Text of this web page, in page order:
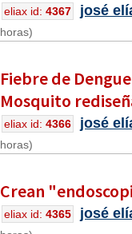
eliax id: 4367 josé
horas)
Fiebre de
Mosquito
eliax id: 4366 josé
horas)
Crean
eliax id: 4365 josé